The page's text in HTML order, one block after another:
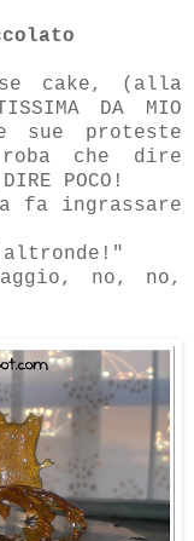
cake, (alla
DA MIO
sue proteste
che dire
POCO!
fa ingrassare
no, no,